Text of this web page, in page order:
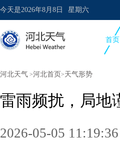
今天是2026年8月8日 星期六
首页
河北天气 >河北首页 >天气形势
雷雨频扰，局地
2026-05-05